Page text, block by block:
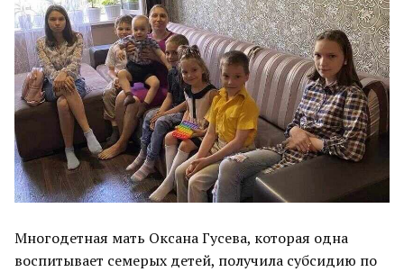
Многодетная мать Оксана Гусева, которая одна
воспитывает семерых детей, получила субсидию по